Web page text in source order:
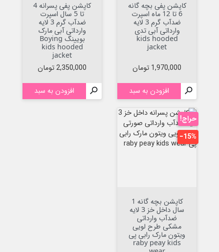
کاپشن پفی بچه گانه
6 تا 12 ماه اسپرت
ضدآب گرم 3 لایه
وارداتی آبی تدی
kids hooded
jacket
قیمت
1,970,000 تومان
 افزودن به سبد
کاپشن پفی پسرانه 4
تا 5 سال اسپرت
ضدآب گرم 3 لایه
وارداتی آبی مارک
بویینگ Boying
kids hooded
jacket
قیمت
2,350,000 تومان
 افزودن به سبد
کاپشن بچه گانه 1
سال داخل خز 3 لایه
ضدآب وارداتی
مشکی طرح لویی
ویتون مارک رابی پی
raby peay kids
حراج!
‎−15%